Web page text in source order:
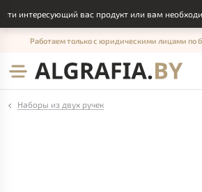
интересующий вас продукт или вам
Работаем только с юридическими лицами по
Наборы из двух ручек